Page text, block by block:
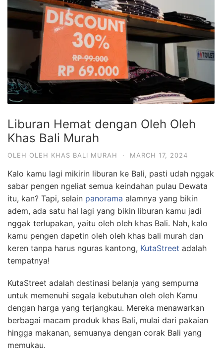
Liburan Hemat dengan Oleh Oleh
Khas Bali Murah
OLEH OLEH KHAS BALI MURAH · MARCH 17, 2024
Kalo kamu lagi mikirin liburan ke Bali, pasti udah nggak
sabar pengen ngeliat semua keindahan pulau Dewata
itu, kan? Tapi, selain panorama alamnya yang bikin
adem, ada satu hal lagi yang bikin liburan kamu jadi
nggak terlupakan, yaitu oleh oleh khas Bali. Nah, kalo
kamu pengen dapetin oleh oleh khas bali murah dan
keren tanpa harus nguras kantong, KutaStreet adalah
tempatnya!
KutaStreet adalah destinasi belanja yang sempurna
untuk memenuhi segala kebutuhan oleh oleh Kamu
dengan harga yang terjangkau. Mereka menawarkan
berbagai macam produk khas Bali, mulai dari pakaian
hingga makanan, semuanya dengan corak Bali yang
memukau.